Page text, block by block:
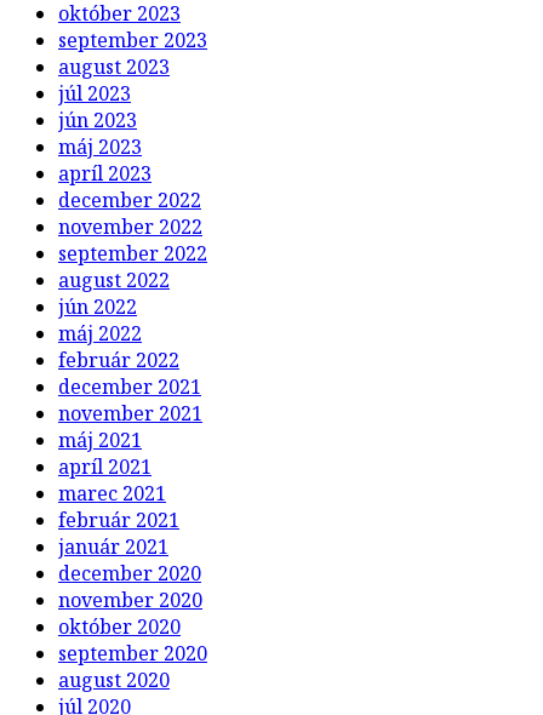
október 2023
september 2023
august 2023
júl 2023
jún 2023
máj 2023
apríl 2023
december 2022
november 2022
september 2022
august 2022
jún 2022
máj 2022
február 2022
december 2021
november 2021
máj 2021
apríl 2021
marec 2021
február 2021
január 2021
december 2020
november 2020
október 2020
september 2020
august 2020
júl 2020